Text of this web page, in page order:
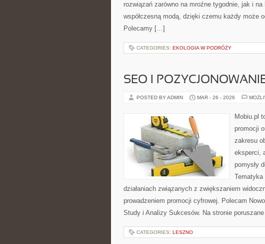
rozwiązań zarówno na mroźne tygodnie, jak i
współczesną modą, dzięki czemu każdy może
Polecamy […]
CATEGORIES: EKOLOGIA W PODRÓŻY
SEO I
POSTED BY ADMIN MAR - 26 - 2026
Mobiu.pl
promocji
zakresu
eksperci,
pomysły
Tematyka
działaniach związanych z zwiększaniem
prowadzeniem promocji cyfrowej. Polecam
Study i Analizy Sukcesów. Na stronie
CATEGORIES: LESZNO